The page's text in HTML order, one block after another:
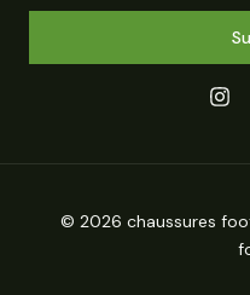
© 2026 chaussures